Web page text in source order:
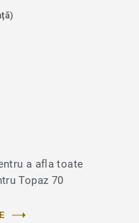
a afla toate
Topaz 70